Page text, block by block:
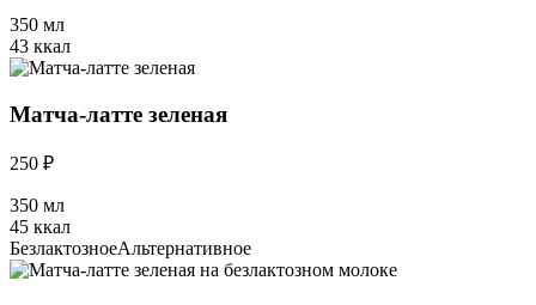
350 мл
43 ккал
Матча-латте зеленая
250 ₽
350 мл
45 ккал
БезлактозноеАльтернативное